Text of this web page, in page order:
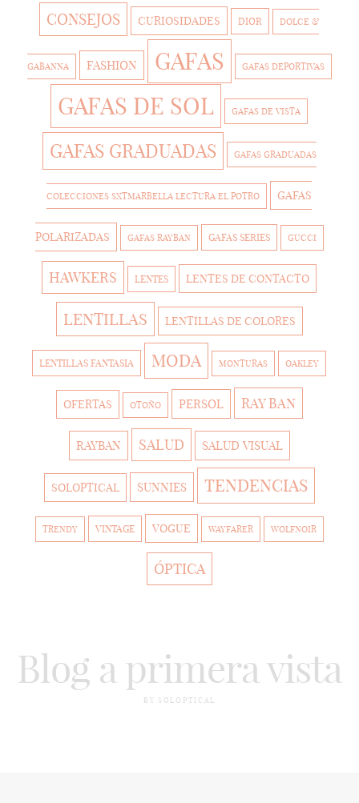
CONSEJOS CURIOSIDADES DIOR DOLCE &
GABANNA FASHION GAFAS GAFAS DEPORTIVAS
GAFAS DE SOL GAFAS DE VISTA
GAFAS GRADUADAS GAFAS GRADUADAS
COLECCIONES SXTMARBELLA LECTURA EL POTRO GAFAS
POLARIZADAS GAFAS RAYBAN GAFAS SERIES GUCCI
HAWKERS LENTES LENTES DE CONTACTO
LENTILLAS LENTILLAS DE COLORES
LENTILLAS FANTASIA MODA MONTURAS OAKLEY
OFERTAS OTOÑO PERSOL RAY BAN
RAYBAN SALUD SALUD VISUAL
SOLOPTICAL SUNNIES TENDENCIAS
TRENDY VINTAGE VOGUE WAYFARER WOLFNOIR
ÓPTICA
Blog a primera vista
BY SOLOPTICAL